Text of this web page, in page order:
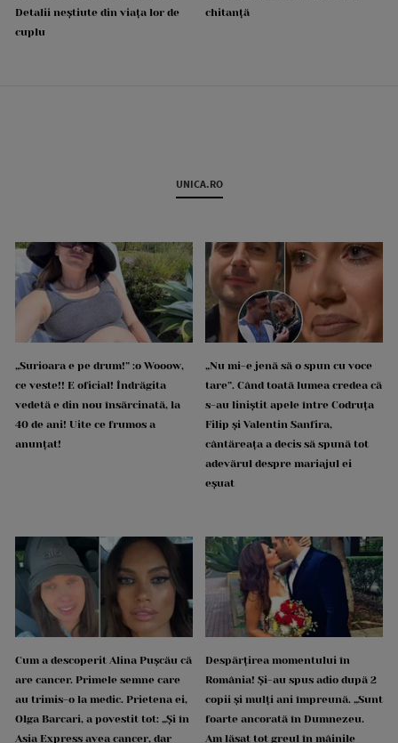
Detalii neștiute din viața lor de
cuplu
chitanță
UNICA.RO
„Surioara e pe drum!” :o Wooow,
ce veste!! E oficial! Îndrăgita
vedetă e din nou însărcinată, la
40 de ani! Uite ce frumos a
anunțat!
„Nu mi-e jenă să o spun cu voce
tare”. Când toată lumea credea că
s-au liniștit apele între Codruța
Filip și Valentin Sanfira,
cântăreața a decis să spună tot
adevărul despre mariajul ei
eșuat
Cum a descoperit Alina Pușcău că
are cancer. Primele semne care
au trimis-o la medic. Prietena ei,
Olga Barcari, a povestit tot: „Și în
Asia Express avea cancer, dar
Despărțirea momentului în
România! Și-au spus adio după 2
copii și mulți ani împreună. „Sunt
foarte ancorată în Dumnezeu.
Am lăsat tot greul în mâinile